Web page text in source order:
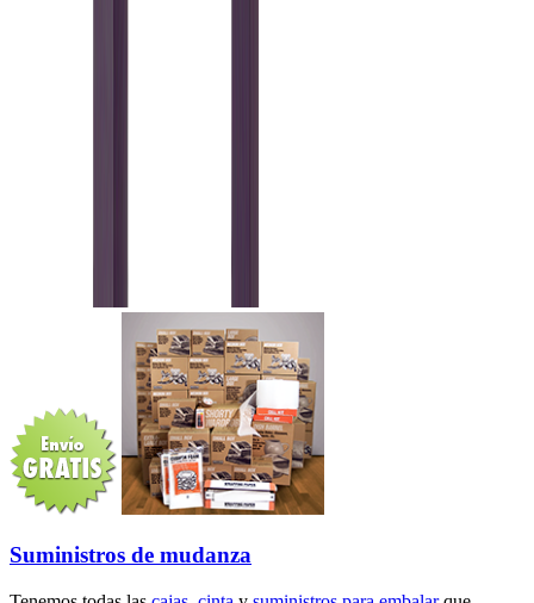
Suministros de mudanza